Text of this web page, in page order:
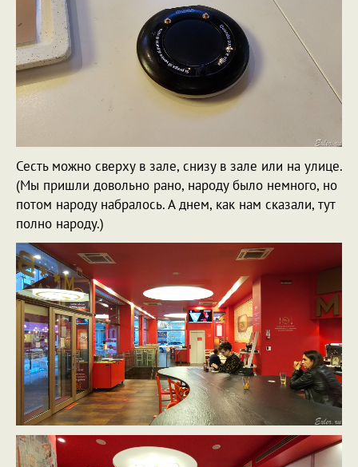
Сесть можно сверху в зале, снизу в зале или на улице.
(Мы пришли довольно рано, народу было немного, но
потом народу набралось. А днем, как нам сказали, тут
полно народу.)